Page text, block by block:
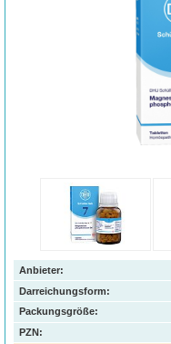
Anbieter:
Darreichungsform:
Packungsgröße:
PZN: